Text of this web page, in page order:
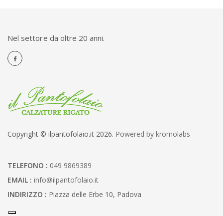
Nel settore da oltre 20 anni.
Copyright © ilpantofolaio.it 2026. Powered by kromolabs
TELEFONO : 049 9869389
EMAIL : info@ilpantofolaio.it
INDIRIZZO : Piazza delle Erbe 10, Padova